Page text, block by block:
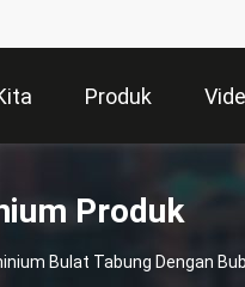
Produk
Produk
Bulat Tabung Dengan